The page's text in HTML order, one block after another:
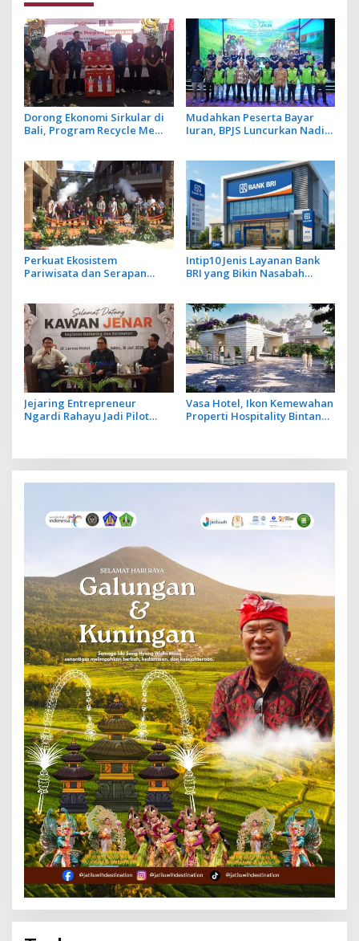
Dorong Ekonomi Sirkular di
Bali, Program Recycle Me
Mudahkan Peserta Bayar
Iuran, BPJS Luncurkan Nadi
Perkuat Ekosistem
Pariwisata dan Serapan
KEK Kura Kura
Intip10 Jenis Layanan Bank
BRI yang Bikin Nasabah
Jejaring Entrepreneur
Ngardi Rahayu Jadi Pilot
Vasa Hotel, Ikon Kemewahan
Properti Hospitality Bintang